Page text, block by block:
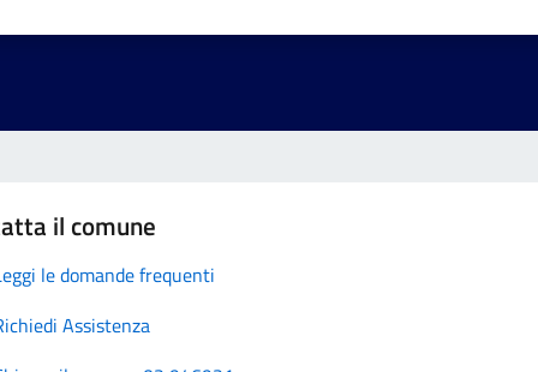
il comune
le domande frequenti
Assistenza